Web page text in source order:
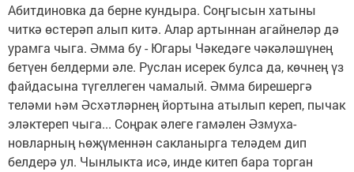
Абитдиновка да берне кундыра. Соңгысын хатыны
читкә өстерәп алып китә. Алар артыннан агайнеләр дә
урамга чыга. Әмма бу - Югары Чәкедәге чәкә­ләшүнең
бетүен белдерми әле. Руслан исерек булса да, көчнең үз
файдасына түгеллеген чамалый. Әмма бирешергә
теләми һәм Әсхәтләрнең йортына атылып кереп, пычак
эләктереп чыга... Соңрак әлеге гамәлен Әзмуха­
новларның һөҗүменнән сакланырга теләдем дип
белдерә ул. Чынлыкта исә, инде китеп бара торган